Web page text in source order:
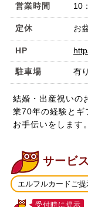
営業時間 10
定休 お
HP
駐車場 有
結婚・出産祝いの
業70年の経験とギ
お手伝いをします
サービ
エルフルカードご提
受付時に提示